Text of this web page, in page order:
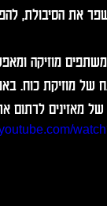
את הסיבולת,
מוזיקה
של מוזיקת כוח.
מאזינים לרתום